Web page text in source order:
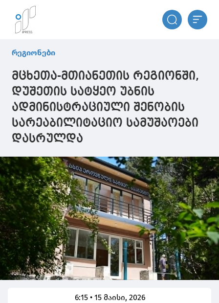
რეგიონები
მცხეთა-მთიანეთის რეგიონში,
დუშეთის სატყეო უბნის
ადმინისტრაციული შენობის
სარეაბილიტაციო სამუშაოები
დასრულდა
6:15 • 15 მაისი, 2026